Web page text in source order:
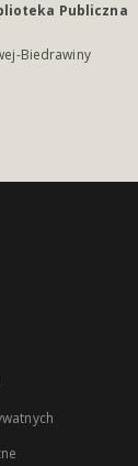
Publiczna
Biedrawiny